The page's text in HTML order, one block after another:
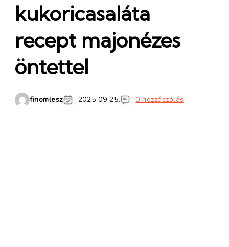
kukoricasaláta
recept majonézes
öntettel
finomlesz 2025.09.25. 0 hozzászólás